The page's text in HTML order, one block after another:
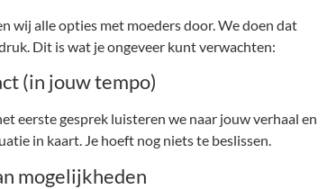
wij alle opties met moeders door. We doen dat
Dit is wat je ongeveer kunt verwachten:
(in jouw tempo)
eerste gesprek luisteren we naar jouw verhaal en
in kaart. Je hoeft nog niets te beslissen.
mogelijkheden